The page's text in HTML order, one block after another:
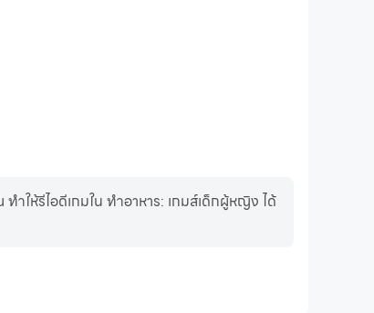
ให้รีไอดีเกมใน ทำอาหาร: เกมส์เด็กผู้หญิง ได้